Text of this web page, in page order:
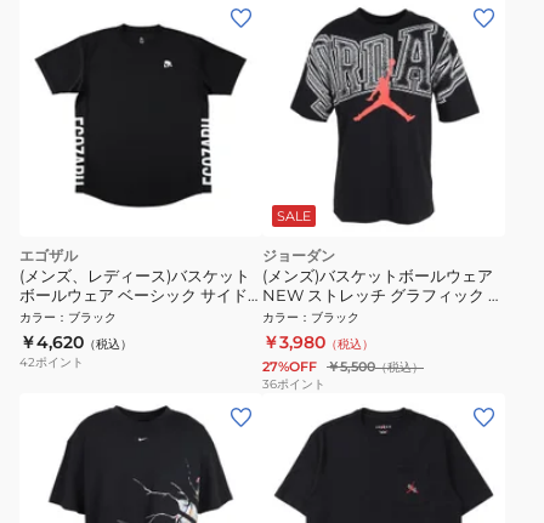
エゴザル
(メンズ、レディース)バスケット
ボールウェア ベーシック サイド
パネル 半袖Tシャツ
EZSS26UST007C001
カラー ： ブラック
￥4,620 （税込）
42ポイント
SALE
ジョーダン
(メンズ)バスケットボールウェア
NEW ストレッチ グラフィック ク
ルーネック 半袖 Tシャツ ブラック
IQ0708-010
カラー ： ブラック
￥3,980 （税込）
27%OFF ￥5,500（税込）
36ポイント